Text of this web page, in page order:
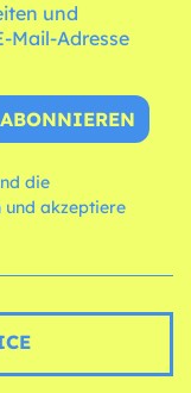
und
Mail-Adresse
ABONNIEREN
die